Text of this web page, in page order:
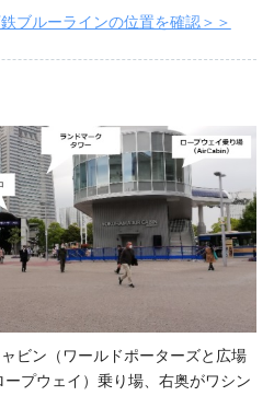
ブルーラインの位置を確認＞＞
ビン（ワールドポーターズと広場
プウェイ）乗り場、右奥がワシン